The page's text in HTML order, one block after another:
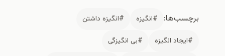
برچسب‌ها: #انگیزه
#انگیزه داشتن
#ایجاد انگیزه
#بی انگیزگی